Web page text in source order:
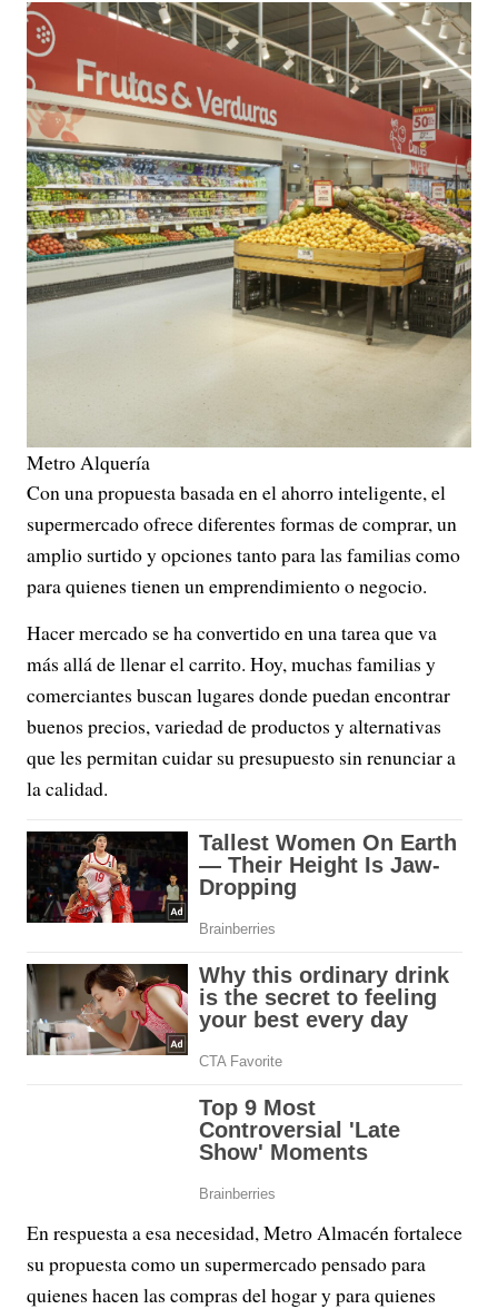
Metro Alquería
Con una propuesta basada en el ahorro inteligente, el
supermercado ofrece diferentes formas de comprar, un
amplio surtido y opciones tanto para las familias como
para quienes tienen un emprendimiento o negocio.
Hacer mercado se ha convertido en una tarea que va
más allá de llenar el carrito. Hoy, muchas familias y
comerciantes buscan lugares donde puedan encontrar
buenos precios, variedad de productos y alternativas
que les permitan cuidar su presupuesto sin renunciar a
la calidad.
En respuesta a esa necesidad, Metro Almacén fortalece
su propuesta como un supermercado pensado para
quienes hacen las compras del hogar y para quienes